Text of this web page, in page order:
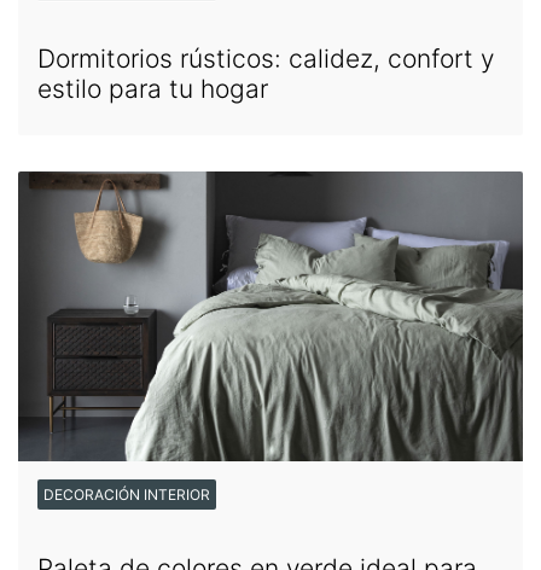
Dormitorios rústicos: calidez, confort y
estilo para tu hogar
DECORACIÓN INTERIOR